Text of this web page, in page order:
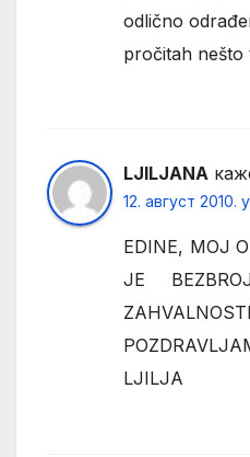
odlično
pročitah nešto
LJILJANA
12. август 2010.
EDINE, MOJ
JE
LJILJA